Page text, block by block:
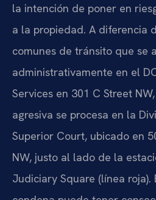
la intención de poner en
a la propiedad. A diferencia
comunes de tránsito que se
administrativamente en el
Services en 301 C Street
agresiva se procesa en la
Superior Court, ubicado en
NW, justo al lado de la
Judiciary Square (línea roja).